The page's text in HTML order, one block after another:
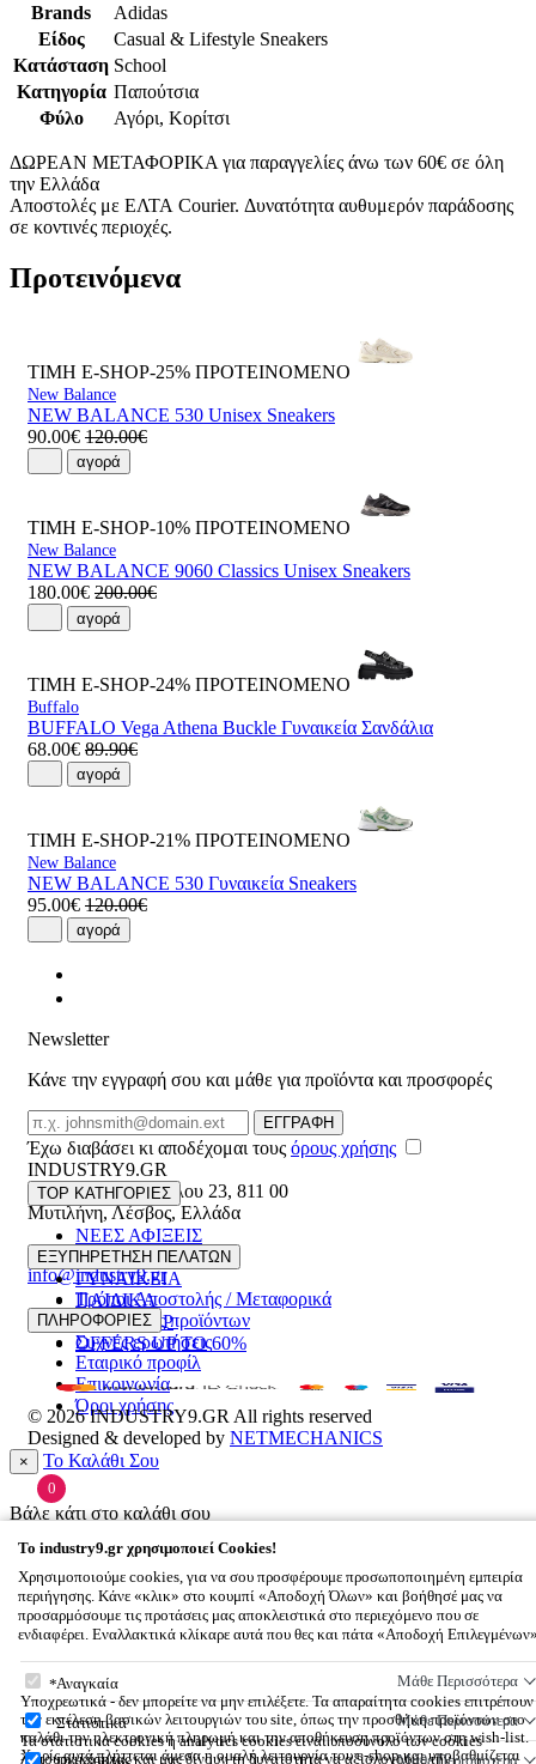
Brands
Adidas
Είδος
Casual & Lifestyle Sneakers
Κατάσταση School
Κατηγορία Παπούτσια
Φύλο
Αγόρι, Κορίτσι
ΔΩΡΕΑΝ ΜΕΤΑΦΟΡΙΚΑ για παραγγελίες άνω των 60€ σε όλη
την Ελλάδα
Αποστολές με ΕΛΤΑ Courier. Δυνατότητα αυθυμερόν παράδοσης
σε κοντινές περιοχές.
Προτεινόμενα
ΤΙΜΗ E-SHOP-25% ΠΡΟΤΕΙΝΟΜΕΝΟ
New Balance
NEW BALANCE 530 Unisex Sneakers
90.00€ 120.00€
αγορά
ΤΙΜΗ E-SHOP-10% ΠΡΟΤΕΙΝΟΜΕΝΟ
New Balance
NEW BALANCE 9060 Classics Unisex Sneakers
180.00€ 200.00€
αγορά
ΤΙΜΗ E-SHOP-24% ΠΡΟΤΕΙΝΟΜΕΝΟ
Buffalo
BUFFALO Vega Athena Buckle Γυναικεία Σανδάλια
68.00€ 89.90€
αγορά
ΤΙΜΗ E-SHOP-21% ΠΡΟΤΕΙΝΟΜΕΝΟ
New Balance
NEW BALANCE 530 Γυναικεία Sneakers
95.00€ 120.00€
αγορά
Newsletter
Κάνε την εγγραφή σου και μάθε για προϊόντα και προσφορές
Email
ΕΓΓΡΑΦΗ
Έχω διαβάσει κι αποδέχομαι τους όρους χρήσης
INDUSTRY9.GR
Ελευθέριου Βενιζέλου 23, 811 00
Μυτιλήνη,Λέσβος,Ελλάδα
22510 55629
info@industry9.gr
TOP ΚΑΤΗΓΟΡΙΕΣ
ΝΕΕΣ ΑΦΙΞΕΙΣ
ΑΝΔΡΙΚΑ
ΓΥΝΑΙΚΕΙΑ
ΠΑΙΔΙΚΑ
ΑΞΕΣΟΥΑΡ
OFFERS UP TO 60%
ΕΞΥΠΗΡΕΤΗΣΗ ΠΕΛΑΤΩΝ
Τρόποι Αποστολής / Μεταφορικά
Επιστροφές προϊόντων
Συχνές ερωτήσεις
ΠΛΗΡΟΦΟΡΙΕΣ
Εταιρικό προφίλ
Επικοινωνία
Όροι χρήσης
© 2026INDUSTRY9.GR All rights reserved
Designed & developed by NETMECHANICS
× Το Καλάθι Σου
0
Βάλε κάτι στο καλάθι σου
To industry9.gr χρησιμοποιεί Cookies!
Χρησιμοποιούμε cookies, για να σου προσφέρουμε προσωποποιημένη εμπειρία
περιήγησης. Κάνε «κλικ» στο κουμπί «Αποδοχή Όλων» και βοήθησέ μας να
προσαρμόσουμε τις προτάσεις μας αποκλειστικά στο περιεχόμενο που σε
ενδιαφέρει. Εναλλακτικά κλίκαρε αυτά που θες και πάτα «Αποδοχή
To
Αναγκαία Μάθε Περισσότερα
Υποχρεωτικά - δεν μπορείτε να μην επιλέξετε. Τα απαραίτητα cookies επιτρέπουν
την εκτέλεση βασικών λειτουργιών του site, όπως την προσθήκη προϊόντων στο
καλάθι την ηλεκτρονική πληρωμή και την αποθήκευση προϊόντων στη wish-list.
Χωρίς αυτά πλήττεται άμεσα η ομαλή λειτουργία του e-shop και υποβαθμίζεται
Στατιστικά Μάθε Περισσότερα
Τα στατιστικά cookies ή analytics cookies είναι υποσύνολο των cookies
λειτουργικότητας και μας δίνουν τη δυνατότητα να αξιολογούμε τηνΜάθε Περισσότερα